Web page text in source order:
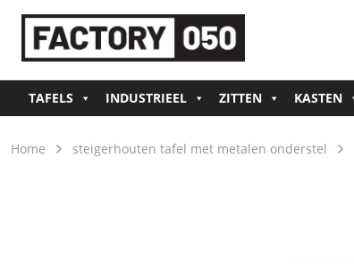
TAFELS INDUSTRIEEL ZITTEN KASTEN
Home steigerhouten tafel met metalen onderstel